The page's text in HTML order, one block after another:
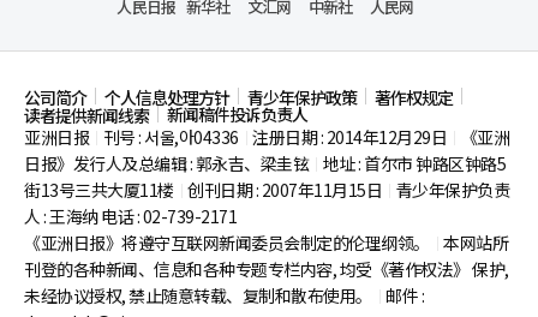
人民日报 新华社 文汇网 中新社 人民网
公司简介 个人信息处理方针 青少年保护政策 著作权规定
读者提供新闻线索
新闻稿件投诉负责人
亚洲日报
刊号 : 서울,아04336 注册日期 : 2014年12月29日
《亚洲
日报》发行人及总编辑 : 郭永吉、梁圭铉 地址 : 首尔市钟路区钟路5
街13号三共大厦11楼 创刊日期 : 2007年11月15日
青少年保护负责
人 : 王海纳 电话 : 02-739-2171
《亚洲日报》将遵守互联网新闻委员会制定的伦理纲领。
本网站所
刊登的各种新闻、信息和各种专题专栏内容, 均受《著作权法》 保护,
未经协议授权, 禁止随意转载、复制和散布使用。
邮件 :